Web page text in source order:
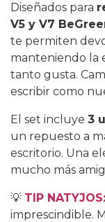
Diseñados para
V5 y V7
te permiten
manteniendo la
tanto gusta.
escribir como
El set incluye 3
un repuesto a
escritorio. Una
mucho más
💡 TIP NATYJOS:
imprescindible.